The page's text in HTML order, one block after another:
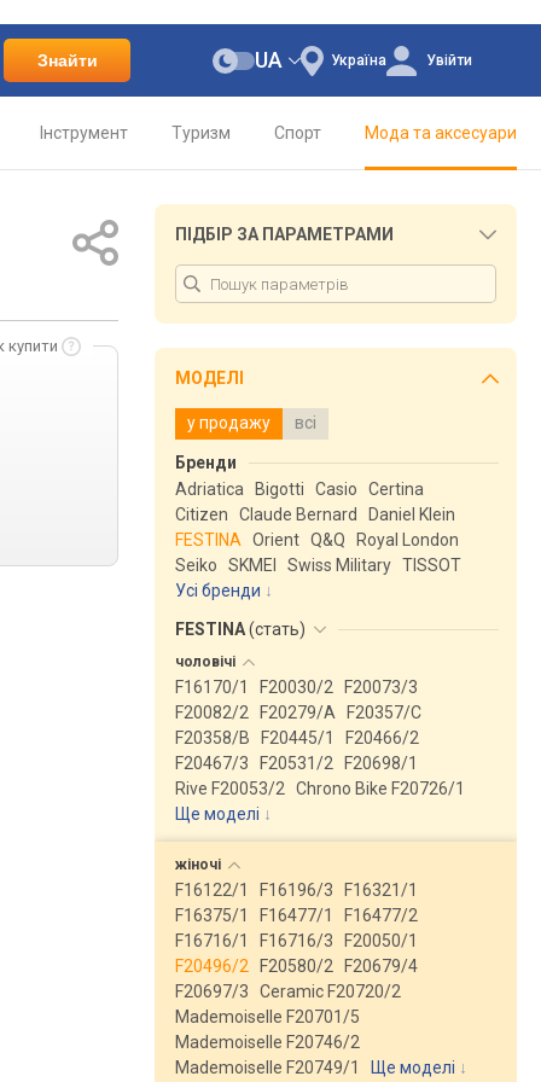
Знайти Україна
UA Увійти
Інструмент Туризм Спорт Мода та аксесуари
купити
ПІДБІР ЗА ПАРАМЕТРАМИ
МОДЕЛІ
у продажу всі
Бренди
Adriatica
Bigotti Casio
Certina
Citizen
Claude Bernard
Daniel Klein
FESTINA
Orient Q&Q
Royal London
Seiko
SKMEI Swiss Military TISSOT
Усі бренди
FESTINA(стать)
чоловічі
F16170/1 F20030/2
F20073/3
F20082/2
F20279/A
F20357/C
F20358/B
F20445/1
F20466/2
F20467/3
F20531/2
F20698/1
Rive F20053/2
Chrono Bike F20726/1
Ще моделі ↓
жіночі
F16122/1 F16196/3
F16321/1
F16375/1
F16477/1
F16477/2
F16716/1
F16716/3
F20050/1
F20496/2
F20580/2
F20679/4
F20697/3
Ceramic F20720/2
Mademoiselle F20701/5
Mademoiselle F20746/2
Mademoiselle F20749/1
Ще моделі ↓